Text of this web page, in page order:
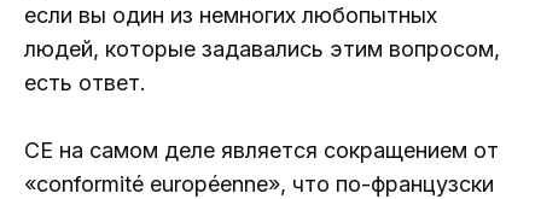
если вы один из немногих любопытных
людей, которые задавались этим вопросом,
есть ответ.
CE на самом деле является сокращением от
«conformité européenne», что по-французски